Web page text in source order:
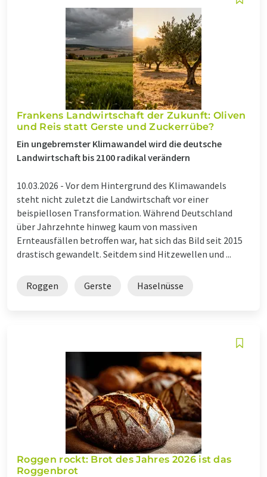
Frankens Landwirtschaft der Zukunft: Oliven
und Reis statt Gerste und Zuckerrübe?
Ein ungebremster Klimawandel wird die deutsche
Landwirtschaft bis 2100 radikal verändern
10.03.2026 - Vor dem Hintergrund des Klimawandels
steht nicht zuletzt die Landwirtschaft vor einer
beispiellosen Transformation. Während Deutschland
über Jahrzehnte hinweg kaum von massiven
Ernteausfällen betroffen war, hat sich das Bild seit 2015
drastisch gewandelt. Seitdem sind Hitzewellen und ...
Roggen Gerste Haselnüsse
Roggen rockt: Brot des Jahres 2026 ist das
Roggenbrot